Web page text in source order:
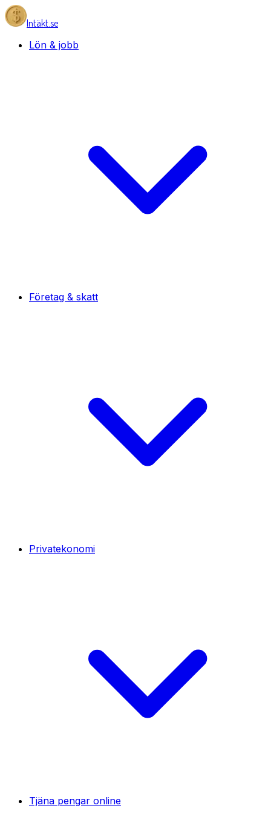
Intäkt.se
Lön & jobb
Företag & skatt
Privatekonomi
Tjäna pengar online